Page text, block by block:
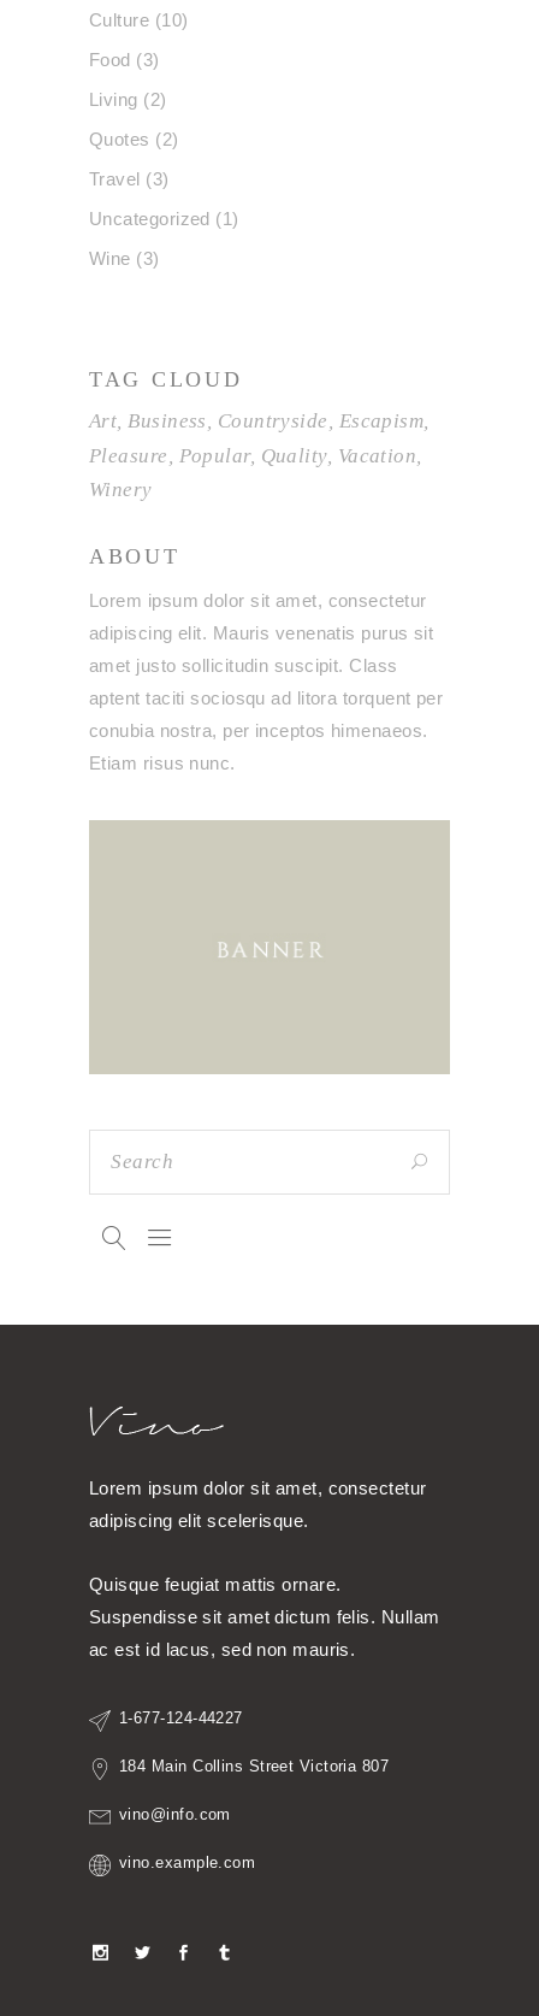
Culture (10)
Food (3)
Living (2)
Quotes (2)
Travel (3)
Uncategorized (1)
Wine (3)
TAG CLOUD
Art Business Countryside Escapism
Pleasure
Popular Quality Vacation
Winery
ABOUT
Lorem ipsum dolor sit amet, consectetur
adipiscing elit. Mauris venenatis purus sit
amet justo sollicitudin suscipit. Class
aptent taciti sociosqu ad litora torquent per
conubia nostra, per inceptos himenaeos.
Etiam risus nunc.
Lorem ipsum dolor sit amet, consectetur
adipiscing elit scelerisque.
Quisque feugiat mattis ornare.
Suspendisse sit amet dictum felis. Nullam
ac est id lacus, sed non mauris.
1-677-124-44227
184 Main Collins Street Victoria 807
vino@info.com
vino.example.com